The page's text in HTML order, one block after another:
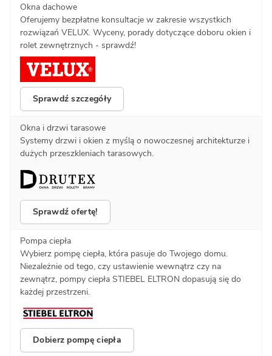
Okna dachowe
Oferujemy bezpłatne konsultacje w zakresie wszystkich
rozwiązań VELUX. Wyceny, porady dotyczące doboru okien i
rolet zewnętrznych - sprawdź!
Sprawdź szczegóły
Okna i drzwi tarasowe
Systemy drzwi i okien z myślą o nowoczesnej architekturze i
dużych przeszkleniach tarasowych.
Sprawdź ofertę!
Pompa ciepła
Wybierz pompę ciepła, która pasuje do Twojego domu.
Niezależnie od tego, czy ustawienie wewnątrz czy na
zewnątrz, pompy ciepła STIEBEL ELTRON dopasują się do
każdej przestrzeni.
Dobierz pompę ciepła